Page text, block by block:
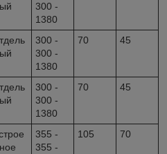
300 -
1380
300 -
300 -
1380
70 45
300 -
300 -
1380
70 45
355 -
355 -
105 70